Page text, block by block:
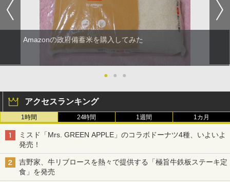
Amazonの政府備蓄米を購入してみた
● ● ●
アクセスランキング
1時間 24時間 1週間 1カ月
ミスド「Mrs. GREEN APPLE」のコラボドーナツ4種、いよいよ
発売！
吉野家、牛リブロースを熱々で提供する「極旨牛鉄板ステーキ定
食」を発売